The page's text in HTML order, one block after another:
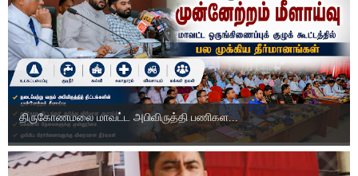
திருகோணமலை மாவட்ட அபிவிருத்தி பணிகள...